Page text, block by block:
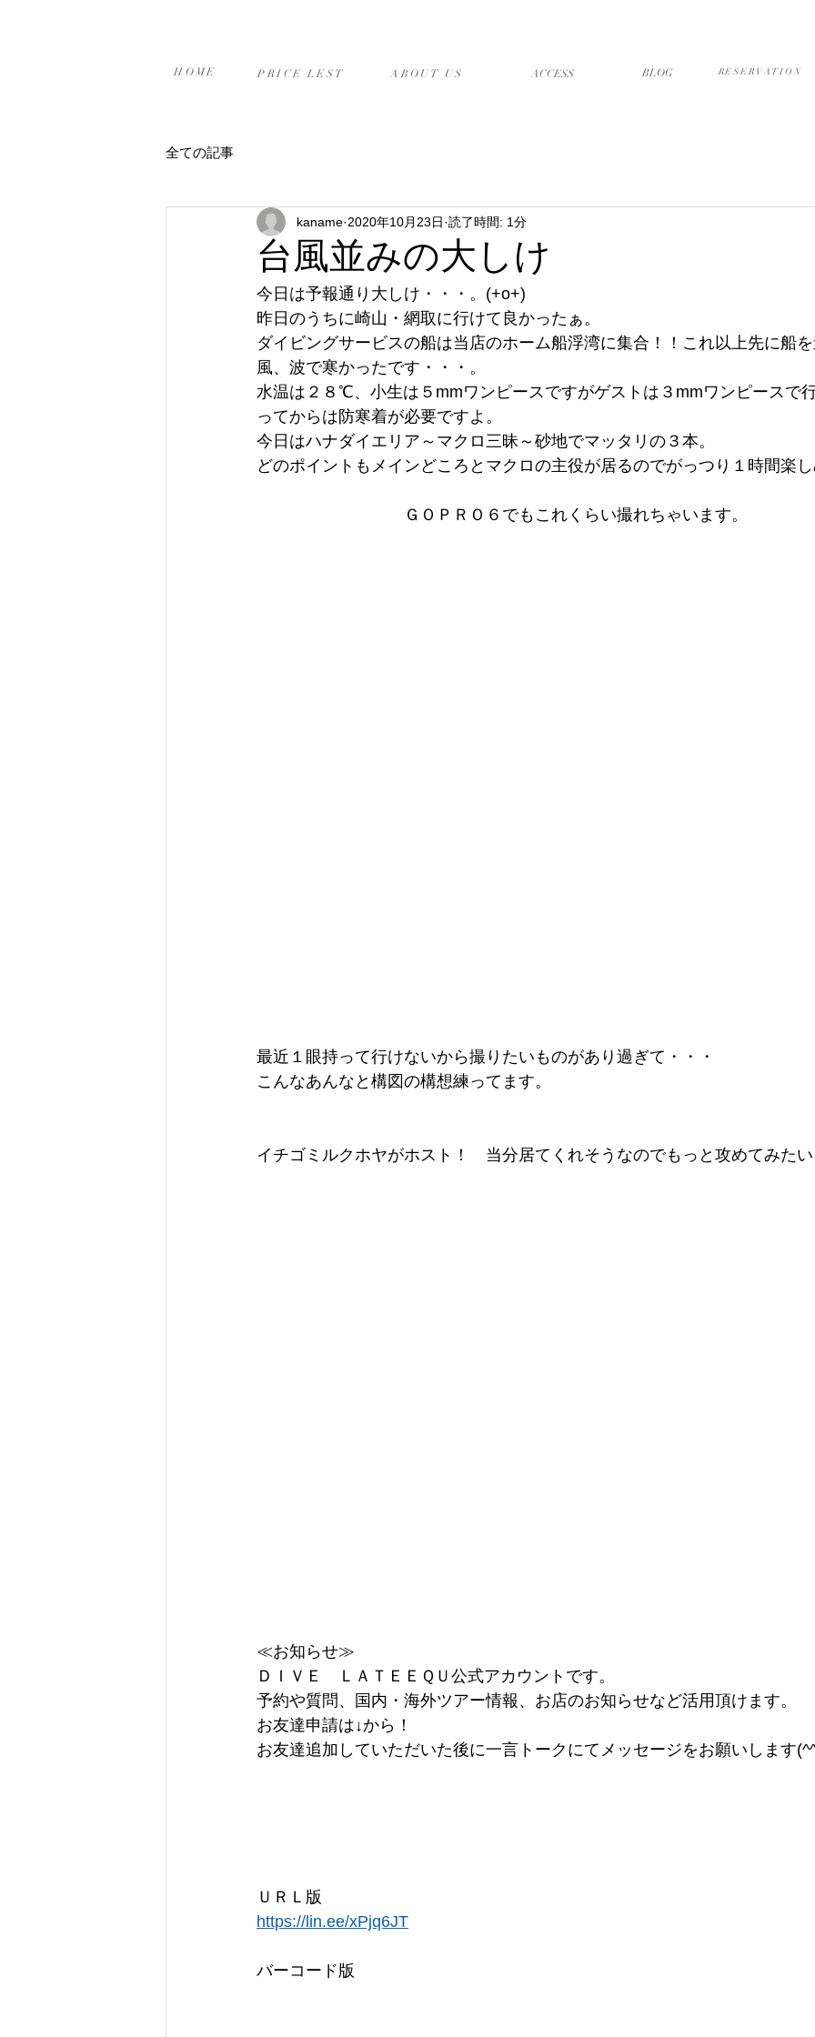
HOME PRICE LEST ABOUT US ​ACCESS BLOG RESERVATION
全ての記事
台風並みの大しけ
kaname 2020年10月23日 読了時間: 1分
今日は予報通り大しけ・・・。(+o+)
昨日のうちに崎山・網取に行けて良かったぁ。
ダイビングサービスの船は当店のホーム船浮湾に集合！！これ以上先に船
風、波で寒かったです・・・。
水温は２８℃、小生は５mmワンピースですがゲストは３mmワンピースで
ってからは防寒着が必要ですよ。
今日はハナダイエリア～マクロ三昧～砂地でマッタリの３本。
どのポイントもメインどころとマクロの主役が居るのでがっつり１時間楽
ＧＯＰＲＯ６でもこれくらい撮れちゃいます。
最近１眼持って行けないから撮りたいものがあり過ぎて・・・
こんなあんなと構図の構想練ってます。
イチゴミルクホヤがホスト！　当分居てくれそうなのでもっと攻めてみた
≪お知らせ≫
ＤＩＶＥ　ＬＡＴＥＥＱＵ公式アカウントです。
予約や質問、国内・海外ツアー情報、お店のお知らせなど活用頂けます。
お友達申請は↓から！
お友達追加していただいた後に一言トークにてメッセージをお願いします
ＵＲＬ版
https://lin.ee/xPjq6JT
バーコード版